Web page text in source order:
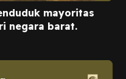
mayoritas
negara barat.